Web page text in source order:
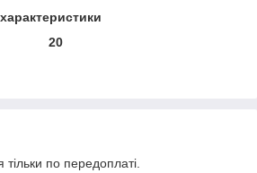
20
тільки по передоплаті.